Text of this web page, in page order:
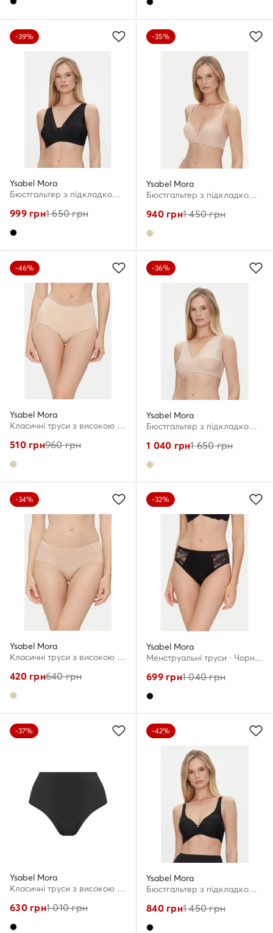
-39%
Ysabel Mora
Бюстгальтер з підкладкою · Чорний
999грн1 650грн
-35%
Ysabel Mora
Бюстгальтер з підкладкою · Бежевий
940грн1 450грн
-46%
Ysabel Mora
Класичні труси з високою талією · Бежевий
510грн960грн
-36%
Ysabel Mora
Бюстгальтер з підкладкою · Бежевий
1 040 грн1 650грн
-34%
Ysabel Mora
Класичні труси з високою талією · Бежевий
420грн640грн
-32%
Ysabel Mora
Менструальні труси · Чорний
699грн1 040грн
-37%
Ysabel Mora
Класичні труси з високою талією · Чорний
630грн1 010грн
-42%
Ysabel Mora
Бюстгальтер з підкладкою · Чорний
840грн1 450грн